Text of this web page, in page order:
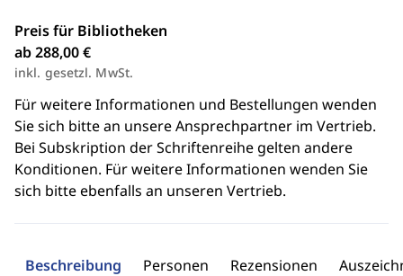
Preis für Bibliotheken
ab 288,00 €
inkl. gesetzl. MwSt.
Für weitere Informationen und Bestellungen wenden
Sie sich bitte an unsere Ansprechpartner im Vertrieb.
Bei Subskription der Schriftenreihe gelten andere
Konditionen. Für weitere Informationen wenden Sie
sich bitte ebenfalls an unseren Vertrieb.
Beschreibung Personen Rezensionen